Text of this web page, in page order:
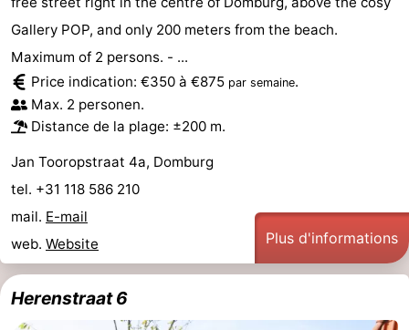
Het
Zwin
Contact
Gallery POP, and only 200 meters from the beach.
Maximum of 2 persons. - ...
Price indication: €350 à €875 par semaine.
Max. 2 personen.
Distance de la plage: ±200 m.
Jan Tooropstraat 4a, Domburg
tel. +31 118 586 210
mail. E-mail
web. Website Plus d'informations
Herenstraat 6